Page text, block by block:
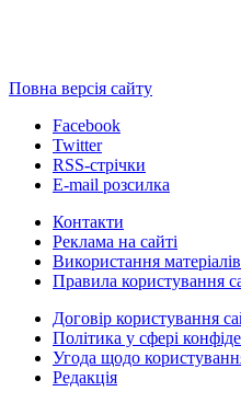
Повна версія сайту
Facebook
Twitter
RSS-стрічки
E-mail розсилка
Контакти
Реклама на сайті
Використання
Правила користування
Договір користування
Політика у сфері
Угода щодо
Редакція